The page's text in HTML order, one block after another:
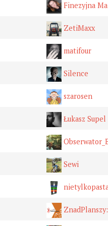
Finezyjna
ZetiMaxx
matifour
Silence
szarosen
Łukasz Supel
Sewi